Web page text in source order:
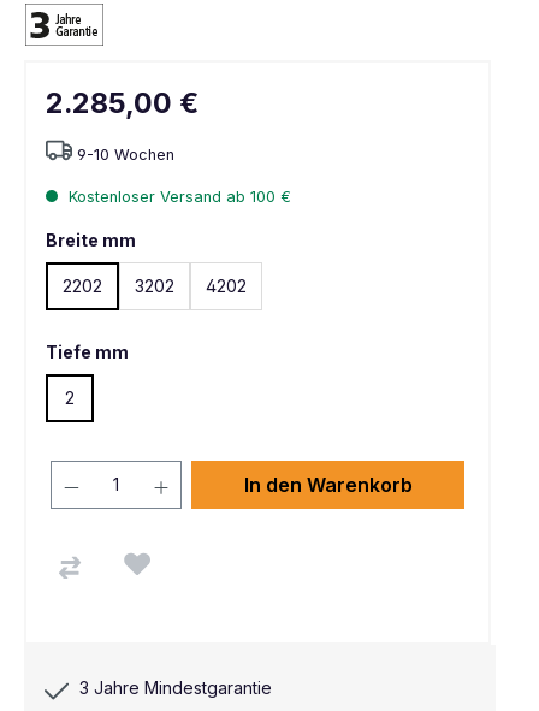
2.285,00 €
9-10 Wochen
Kostenloser Versand ab 100 €
Breite mm
2202 3202 4202
Tiefe mm
2
In den Warenkorb
3 Jahre Mindestgarantie